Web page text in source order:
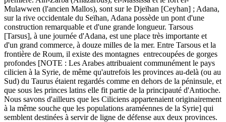
Mulawwen (l'ancien Mallos), sont sur le Djeïhan [Ceyhan] ; Adana,
sur la rive occidentale du Seïhan, Adana possède un pont d'une
construction remarquable et d'une grande longueur. Tarsous
[Tarsus], à une journée d'Adana, est une place très importante et
d'un grand commerce, à douze milles de la mer. Entre Tarsous et la
frontière de Roum, il existe des montagnes entrecoupées de gorges
profondes [NOTE : Les Arabes attribuaient communément le pays
cilicien à la Syrie, de même qu'autrefois les provinces au-delà (ou au
Sud) du Taurus étaient regardés comme en dehors de la péninsule, et
que sous les princes latins elle fit partie de la principauté d'Antioche.
Nous savons d'ailleurs que les Ciliciens appartenaient originairement
à la même souche que les populations araméennes de la Syrie] qui
semblent destinées à servir de ligne de défense aux deux provinces.